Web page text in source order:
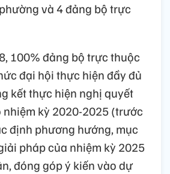
và 4 đảng bộ trực
100% đảng bộ trực thuộc
đại hội thực hiện đầy đủ
kết thực hiện nghị quyết
kỳ 2020-2025 (trước
định phương hướng, mục
pháp của nhiệm kỳ 2025
đóng góp ý kiến vào dự